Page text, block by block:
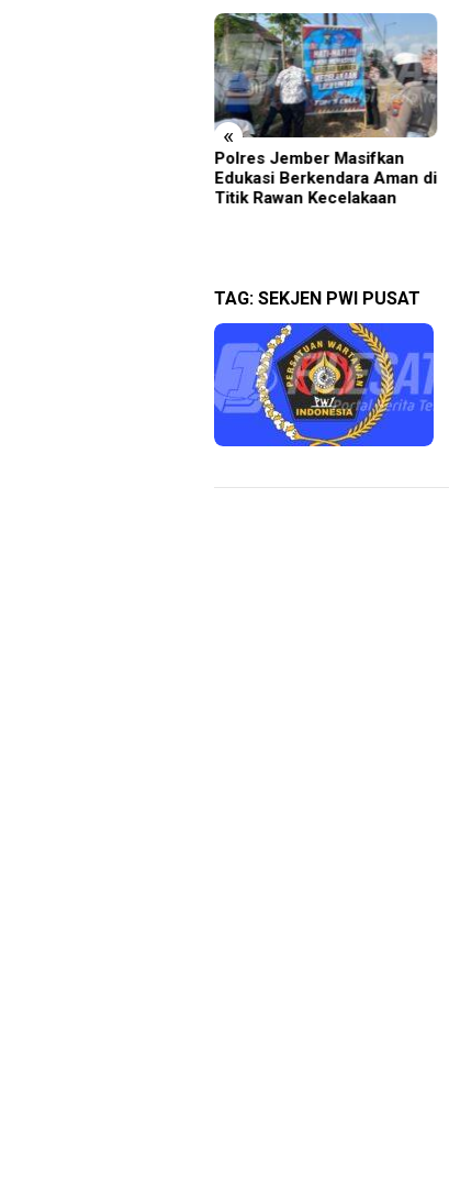
«
‎UNESA Gelar ICAPSTURE
2026 di Sarangan, Wabup
Magetan Beri Apresiasi
TAG: SEKJEN PWI PUSAT